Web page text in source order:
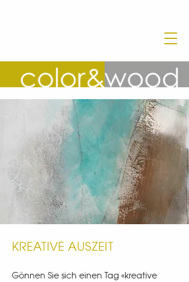
KREATIVE AUSZEIT
Gönnen Sie sich einen Tag «kreative